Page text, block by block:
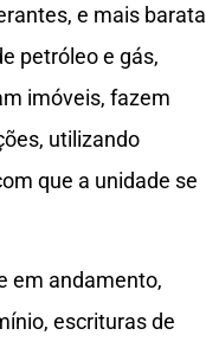
e mais barata
petróleo e gás,
imóveis, fazem
utilizando
que a unidade se
em andamento,
escrituras de